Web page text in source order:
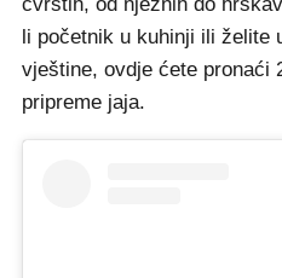
li početnik u kuhinji ili želite
vještine, ovdje ćete pronaći
pripreme jaja.